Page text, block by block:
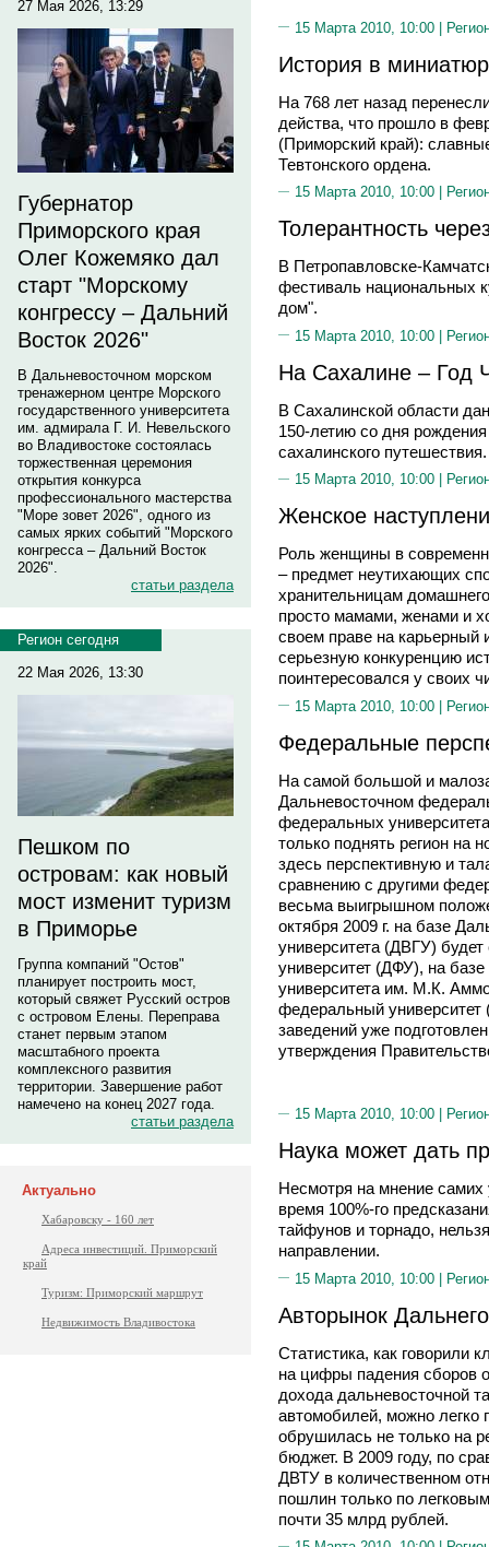
27 Мая 2026, 13:29
Губернатор
Приморского края
Олег Кожемяко дал
старт "Морскому
конгрессу – Дальний
Восток 2026"
В Дальневосточном морском
тренажерном центре Морского
государственного университета
им. адмирала Г. И. Невельского
во Владивостоке состоялась
торжественная церемония
открытия конкурса
профессионального мастерства
"Море зовет 2026", одного из
самых ярких событий "Морского
конгресса – Дальний Восток
2026".
статьи раздела
Регион сегодня
22 Мая 2026, 13:30
Пешком по
островам: как новый
мост изменит туризм
в Приморье
Группа компаний "Остов"
планирует построить мост,
который свяжет Русский остров
с островом Елены. Переправа
станет первым этапом
масштабного проекта
комплексного развития
территории. Завершение работ
намечено на конец 2027 года.
статьи раздела
Актуально
Хабаровску - 160 лет
Адреса инвестиций. Приморский
край
Туризм: Приморский маршрут
Недвижимость Владивостока
15 Марта 2010, 10:00 |
История в
На 768 лет назад
действа, что прошло в
(Приморский край):
Тевтонского ордена.
15 Марта 2010, 10:00 |
Толерантность
В Петропавловске-
фестиваль национальных
дом".
15 Марта 2010, 10:00 |
На Сахалине – Год
В Сахалинской области
150-летию со дня
сахалинского путешествия.
15 Марта 2010, 10:00 |
Женское
Роль женщины в
– предмет неутихающих
хранительницам
просто мамами, женами и
своем праве на карьерный
серьезную конкуренцию
поинтересовался у своих
15 Марта 2010, 10:00 |
Федеральные
На самой большой и
Дальневосточном
федеральных
только поднять регион на
здесь перспективную и
сравнению с другими
весьма выигрышном
октября 2009 г. на базе
университета (ДВГУ)
университет (ДФУ), на базе
университета им. М.К.
федеральный
заведений уже
утверждения
15 Марта 2010, 10:00 |
Наука может дать
Несмотря на мнение
время 100%-го
тайфунов и торнадо,
направлении.
15 Марта 2010, 10:00 |
Авторынок
Статистика, как говорили
на цифры падения сборов
дохода дальневосточной
автомобилей, можно легко
обрушилась не только на
бюджет. В 2009 году, по
ДВТУ в количественном
пошлин только по
почти 35 млрд рублей.